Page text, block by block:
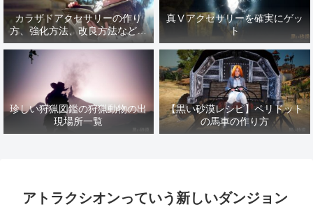
カラザドアクセサリーの作り
方、強化方法、改良方法などま
とめ【黒い砂漠冒険日誌１４１
真Ⅴアクセサリーを確実にゲッ
ト
珍しい狩猟図鑑の狩猟動物の出
現場所一覧
【黒い砂漠レシピ】ペリドット
の馬車の作り方
アトラクシオンっていう新しいダンジョン